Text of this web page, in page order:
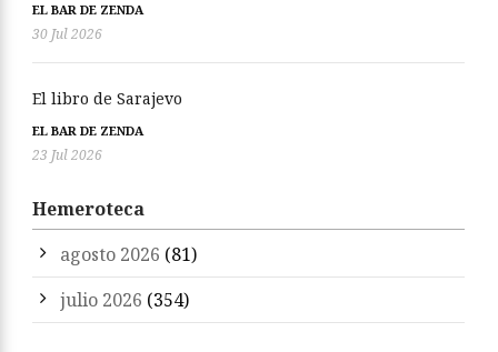
EL BAR DE ZENDA
30 Jul 2026
El libro de Sarajevo
EL BAR DE ZENDA
23 Jul 2026
Hemeroteca
agosto 2026 (81)
julio 2026 (354)